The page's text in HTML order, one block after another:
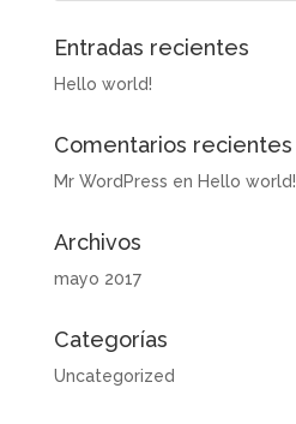
Entradas recientes
Hello world!
Comentarios recientes
Mr WordPress en Hello world!
Archivos
mayo 2017
Categorías
Uncategorized